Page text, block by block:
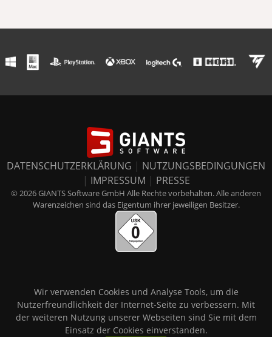
DATENSCHUTZERKLÄRUNG | NUTZUNGSBEDINGUNGEN
| IMPRESSUM | PRESSE
© 2026 GIANTS Software GmbH Alle Rechte vorbehalten. Alle anderen
Warenzeichen sind das Eigentum ihrer jeweiligen Besitzer.
Wir verwenden Cookies und Analyse Tools, um die
Nutzerfreundlichkeit der Internet-Seite zu verbessern. Mit
der weiteren Nutzung unserer Webseiten sind Sie mit dem
Einsatz der Cookies einverstanden.